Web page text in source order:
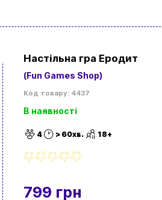
Настільна гра Еродит
(Fun Games Shop)
Код товару: 4437
В наявності
4 > 60хв. 18+
799 грн